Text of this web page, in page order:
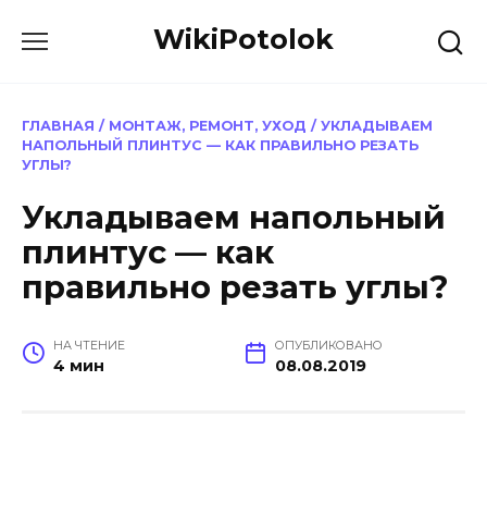
WikiPotolok
ГЛАВНАЯ / МОНТАЖ, РЕМОНТ, УХОД / УКЛАДЫВАЕМ
НАПОЛЬНЫЙ ПЛИНТУС — КАК ПРАВИЛЬНО РЕЗАТЬ
УГЛЫ?
Укладываем напольный
плинтус — как
правильно резать углы?
НА ЧТЕНИЕ
4 мин
ОПУБЛИКОВАНО
08.08.2019